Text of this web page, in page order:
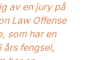
av en jury på
Law Offense
som har en
års fengsel,